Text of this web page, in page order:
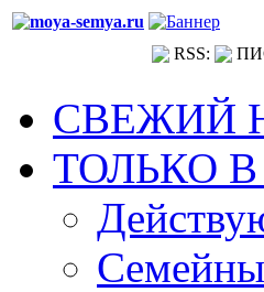
RSS:
СВЕЖИЙ
ТОЛЬКО